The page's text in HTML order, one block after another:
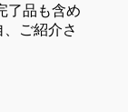
了品も含め
ご紹介さ